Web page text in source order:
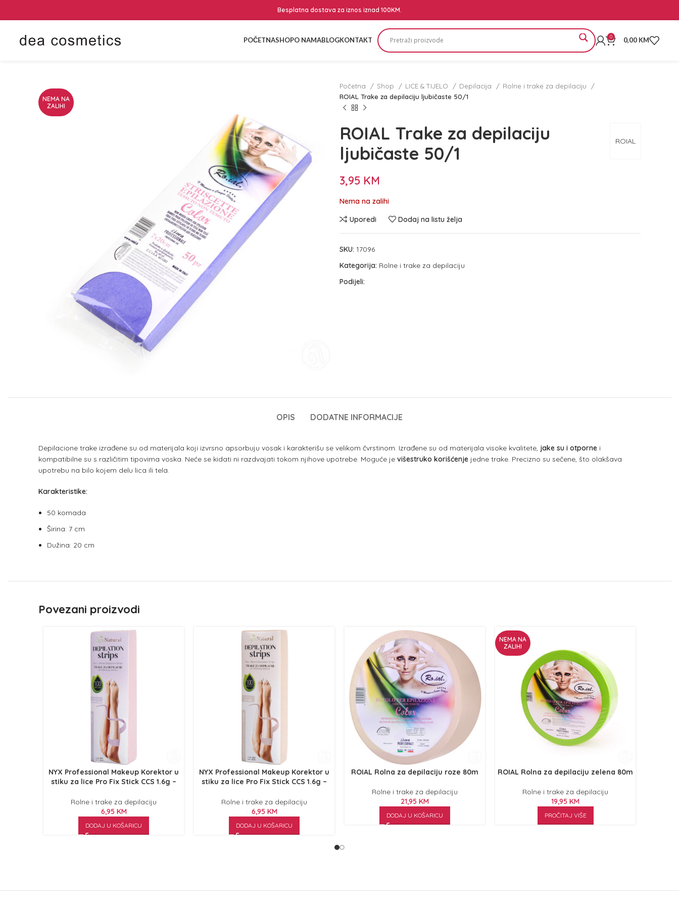
Besplatna dostava za iznos iznad 100KM.
POČETNASHOPO NAMABLOGKONTAKT 0 0,00 KM
NEMA NA
ZALIHI
Početna Shop LICE & TIJELO Depilacija
Rolne i trake za depilaciju
ROIAL Trake za depilaciju ljubičaste 50/1
ROIAL
ROIAL Trake za depilaciju
ljubičaste 50/1
3,95 KM
Nema na zalihi
Uporedi
Dodaj na listu želja
SKU: 17096
Kategorija: Rolne i trake za depilaciju
Podijeli:
OPIS DODATNE INFORMACIJE
Depilacione trake izrađene su od materijala koji izvrsno apsorbuju vosak i karakterišu se velikom čvrstinom. Izrađene su od materijala visoke kvalitete, jake su i otporne i
kompatibilne su s različitim tipovima voska. Neće se kidati ni razdvajati tokom njihove upotrebe. Moguće je višestruko korišćenje jedne trake. Precizno su sečene, što olakšava
upotrebu na bilo kojem delu lica ili tela.
Karakteristike:
50 komada
Širina: 7 cm
Dužina: 20 cm
Povezani proizvodi
NYX Professional Makeup Korektor u
stiku za lice Pro Fix Stick CCS 1.6g –
Rolne i trake za depilaciju
6,95 KM
DODAJ U KOŠARICU
NYX Professional Makeup Korektor u
stiku za lice Pro Fix Stick CCS 1.6g –
Rolne i trake za depilaciju
6,95 KM
DODAJ U KOŠARICU
ROIAL Rolna za depilaciju roze 80m
Rolne i trake za depilaciju
21,95 KM
DODAJ U KOŠARICU
NEMA NA
ZALIHI
ROIAL Rolna za depilaciju zelena 80m
Rolne i trake za depilaciju
19,95 KM
PROČITAJ VIŠE